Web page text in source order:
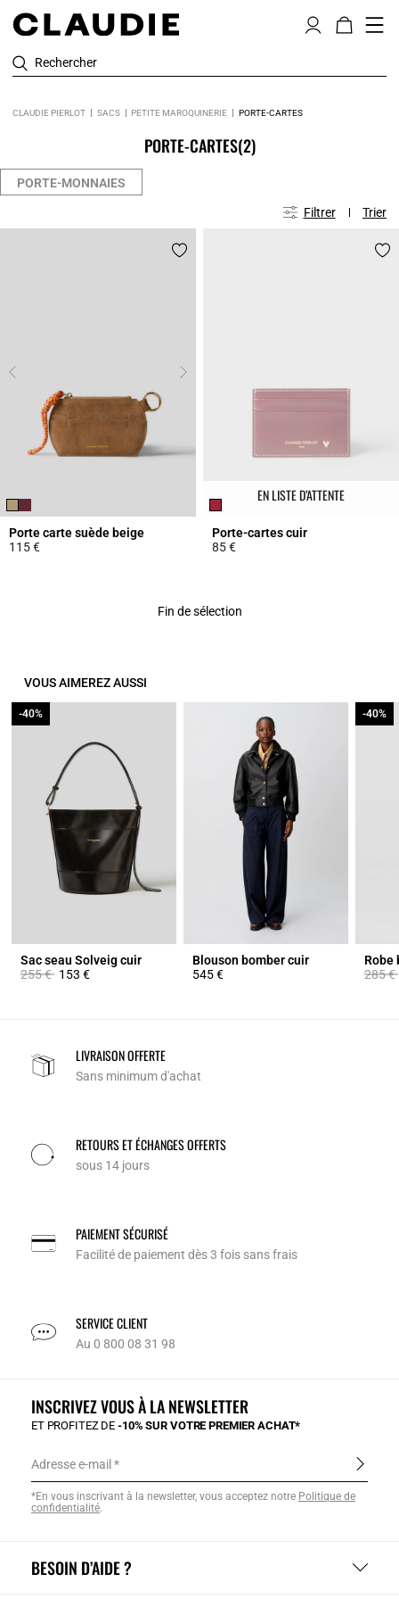
Rechercher
CLAUDIE PIERLOT SACS PETITE MAROQUINERIE PORTE-CARTES
PORTE-CARTES(2)
PORTE-MONNAIES
Filtrer Trier
Porte carte suède beige
115 €
EN LISTE D’ATTENTE
Porte-cartes cuir
85 €
Fin de sélection
VOUS AIMEREZ AUSSI
Sac seau Solveig cuir
Prix réduit à partir de
255 €à
-40%
153 €
-40%
Blouson bomber cuir
545 €
Prix
285 €
-40%
-40%
LIVRAISON OFFERTE
Sans minimum d'achat
RETOURS ET ÉCHANGES OFFERTS
sous 14 jours
PAIEMENT SÉCURISÉ
Facilité de paiement dès 3 fois sans frais
SERVICE CLIENT
Au 0 800 08 31 98
BESOIN D’AIDE ?
INSCRIVEZ VOUS À LA NEWSLETTER
ET PROFITEZ DE-10% SUR VOTRE PREMIER ACHAT*
Adresse e-mail
*En vous inscrivant à la newsletter, vous acceptez notre Politique de
confidentialité.